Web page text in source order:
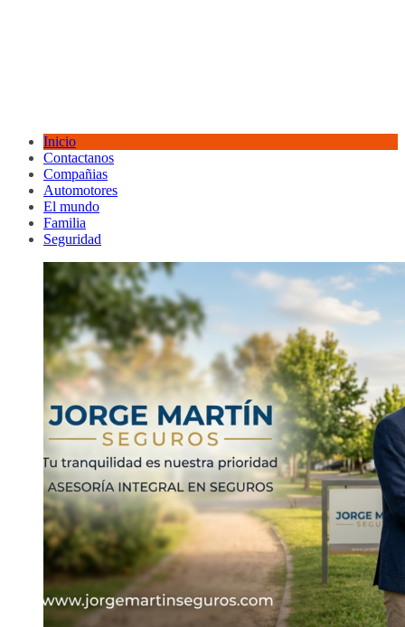
Inicio
Contactanos
Compañias
Automotores
El mundo
Familia
Seguridad